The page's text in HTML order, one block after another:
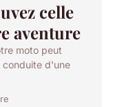
celle
aventure
moto peut
conduite d'une